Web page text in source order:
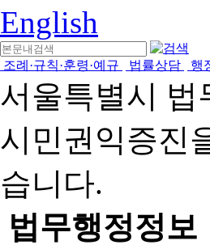
English
조례·규칙·훈령·예규 법률상담 행
서울특별시 법
시민권익증진
습니다.
법무행정정보